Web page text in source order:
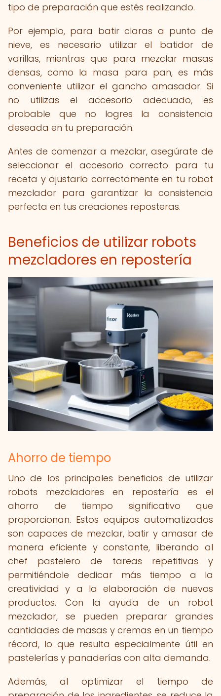
tipo de preparación que estés realizando.
Por ejemplo, para batir claras a punto de
nieve, es necesario utilizar el batidor de
varillas, mientras que para mezclar masas
densas, como la masa para pan, es más
conveniente utilizar el gancho amasador. Si
no utilizas el accesorio adecuado, es
probable que no logres la consistencia
deseada en tu preparación.
Antes de comenzar a mezclar, asegúrate de
seleccionar el accesorio correcto para tu
receta y ajustarlo correctamente en tu robot
mezclador para garantizar la consistencia
perfecta en tus creaciones reposteras.
Beneficios de utilizar robots
mezcladores en repostería
Ahorro de tiempo
Uno de los principales beneficios de utilizar
robots mezcladores en repostería es el
ahorro de tiempo significativo que
proporcionan. Estos equipos automatizados
son capaces de mezclar, batir y amasar de
manera eficiente y constante, liberando al
chef pastelero de tareas repetitivas y
permitiéndole dedicar más tiempo a la
creatividad y a la elaboración de nuevos
productos. Con la ayuda de un robot
mezclador, se pueden preparar grandes
cantidades de masas y cremas en un tiempo
récord, lo que resulta especialmente útil en
pastelerías y panaderías con alta demanda.
Además, al optimizar el tiempo de